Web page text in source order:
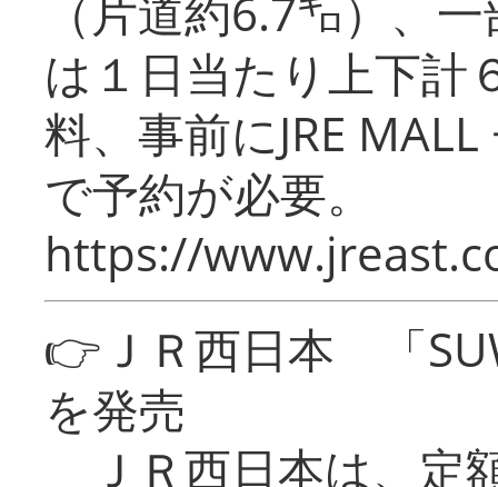
（片道約6.7㌔）、
は１日当たり上下計
料、事前にJRE
で予約が必要。
https://
👉ＪＲ西日本 「
を発売
ＪＲ西日本は、定